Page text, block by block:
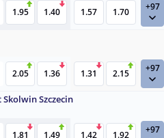
1.95 1.40 1.57 1.70 +97
2.05 1.36 1.31 2.15 +97
Skolwin Szczecin
1.81 1.49 1.42 1.92 +97